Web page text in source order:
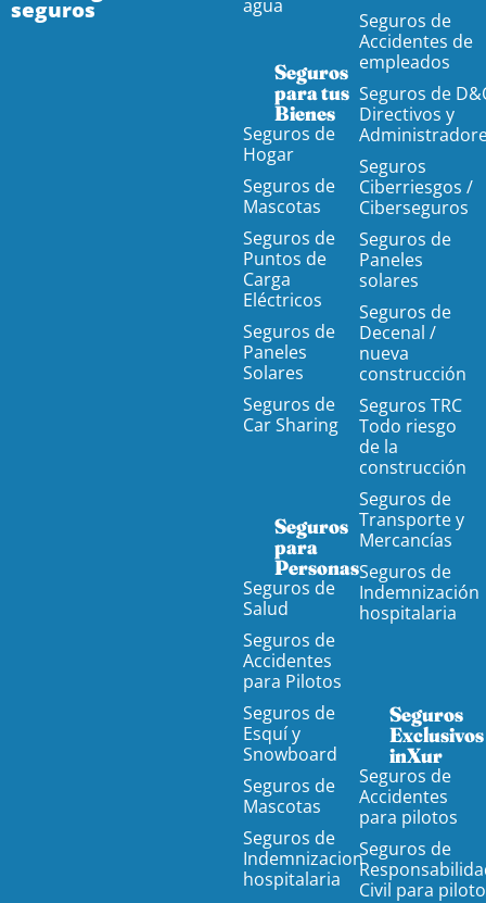
seguros
agua
Seguros
para tus
Bienes
Seguros de
Hogar
Seguros de
Mascotas
Seguros de
Puntos de
Carga
Eléctricos
Seguros de
Paneles
Solares
Seguros de
Car Sharing
Seguros
para
Personas
Seguros de
Salud
Seguros de
Accidentes
para Pilotos
Seguros de
Esquí y
Snowboard
Seguros de
Mascotas
Seguros de
Indemnizacion
hospitalaria
Seguros de
Accidentes de
empleados
Seguros de
Directivos y
Seguros
Ciberriesgos /
Ciberseguros
Seguros de
Paneles
solares
Seguros de
Decenal /
nueva
construcción
Seguros TRC
Todo riesgo
de la
construcción
Seguros de
Transporte y
Mercancías
Seguros de
Indemnización
hospitalaria
Seguros
Exclusivos
inXur
Seguros de
Accidentes
para pilotos
Seguros de
Civil para